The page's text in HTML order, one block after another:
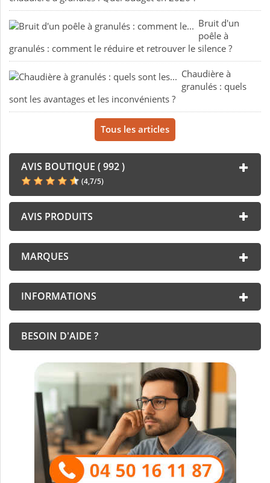
Bruit d'un
poêle à
granulés : comment le réduire et retrouver le silence ?
Chaudière à
granulés : quels
sont les avantages et les inconvénients ?
Tous les articles
AVIS BOUTIQUE ( 992 )
(4,7/5)
AVIS PRODUITS
MARQUES
INFORMATIONS
BESOIN D'AIDE ?